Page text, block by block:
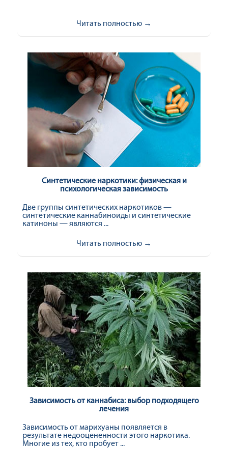
Читать полностью →
Синтетические наркотики: физическая и
психологическая зависимость
Две группы синтетических наркотиков —
синтетические каннабиноиды и синтетические
катиноны — являются ...
Читать полностью →
Зависимость от каннабиса: выбор подходящего
лечения
Зависимость от марихуаны появляется в
результате недооцененности этого наркотика.
Многие из тех, кто пробует ...